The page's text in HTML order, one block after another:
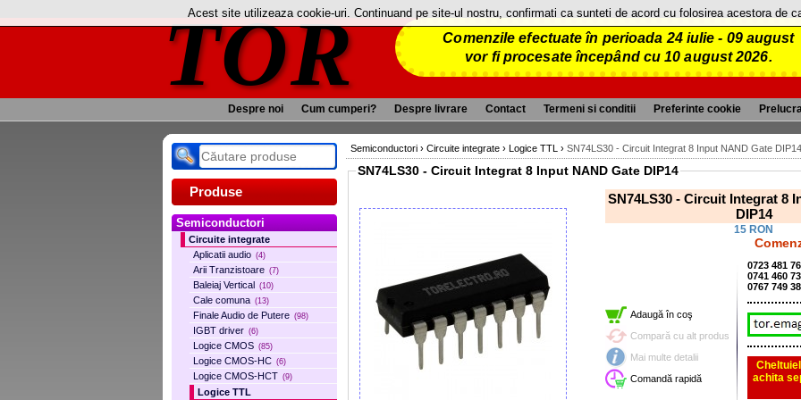
TOR
Comenzile efectuate în perioada 24 iulie - 09 august
vor fi procesate începând cu 10 august 2026.
Despre noi Cum cumperi? Despre livrare Contact Termeni si conditii Preferinte cookie
Produse
Semiconductori
Circuite integrate
Aplicatii audio (4)
Arii Tranzistoare (7)
Baleiaj Vertical (10)
Cale comuna (13)
Finale Audio de Putere (98)
IGBT driver (6)
Logice CMOS (85)
Logice CMOS-HC (6)
Logice CMOS-HCT (9)
Logice TTL
Semiconductori › Circuite integrate › Logice TTL › SN74LS30 - Circuit Integrat 8 Input NAND Gate DIP14
SN74LS30 - Circuit Integrat 8 Input NAND Gate DIP14
SN74LS30 - Circuit Integrat 8
DIP14
15 RON
Adaugă în coş
Compară cu alt produs
Mai multe detalii
Comandă rapidă
0723 481
0741 460
0767 749
achita
Acest site utilizeaza cookie-uri. Continuand pe site-ul nostru, confirmati ca sunteti de acord cu folosirea acestora de